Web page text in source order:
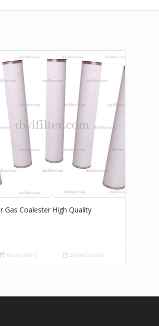
Gas Coalester High Quality
Read more Show Details